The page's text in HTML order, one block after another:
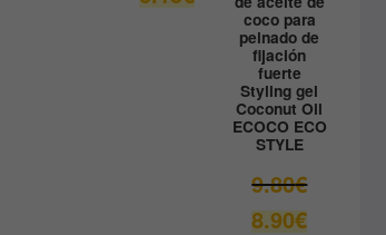
12.30€.
precio coco para
peinado de
fijación
fuerte
Styling gel
Coconut Oil
ECOCO ECO
STYLE
9.80€El
original
8.90€El